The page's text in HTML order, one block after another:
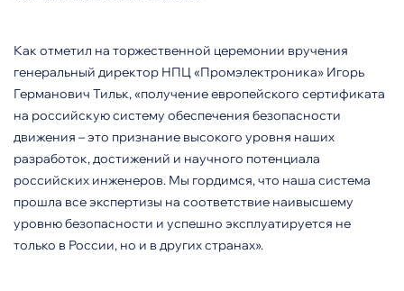
Как отметил на торжественной церемонии вручения
генеральный директор НПЦ «Промэлектроника» Игорь
Германович Тильк, «получение европейского сертификата
на российскую систему обеспечения безопасности
движения – это признание высокого уровня наших
разработок, достижений и научного потенциала
российских инженеров. Мы гордимся, что наша система
прошла все экспертизы на соответствие наивысшему
уровню безопасности и успешно эксплуатируется не
только в России, но и в других странах».